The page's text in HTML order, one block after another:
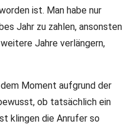
ist. Man habe nur
Jahr zu zahlen, ansonsten
Jahre verlängern,
Moment aufgrund der
ob tatsächlich ein
klingen die Anrufer so